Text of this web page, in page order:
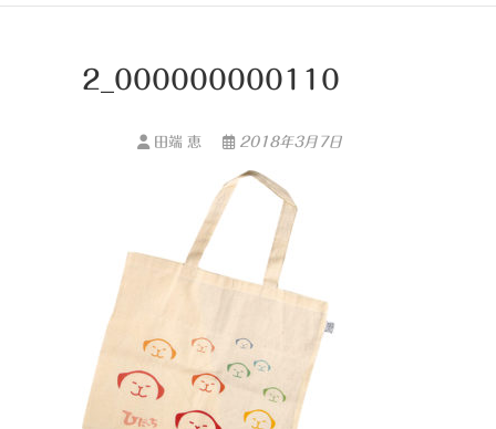
2_000000000110
田端 恵 2018年3月7日